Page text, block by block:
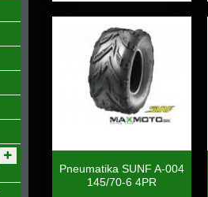
Pneumatika SUNF A-004
145/70-6 4PR